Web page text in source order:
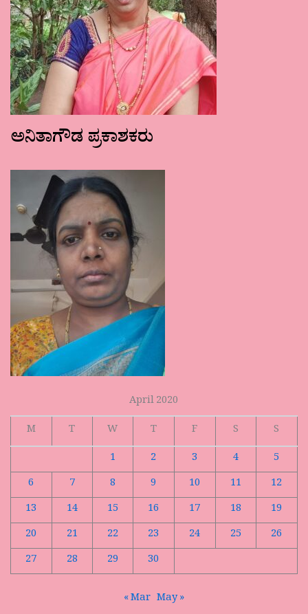
ಅನಿತಾಗೌಡ ಪ್ರಕಾಶಕರು
April 2020
M
T W T F S
S
1
2 3 4
5
6
7 8 9 10 11
12
13
14 15 16 17 18
19
20
21 22 23 24 25
26
27
28 29 30
« Mar May »